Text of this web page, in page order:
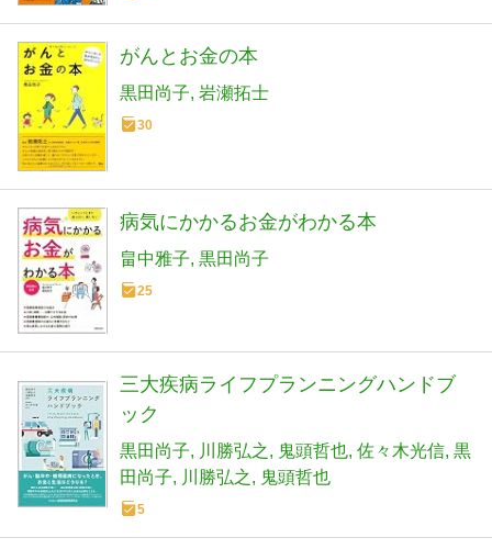
がんとお金の本
黒田尚子 岩瀬拓士
30
病気にかかるお金がわかる本
畠中雅子 黒田尚子
25
三大疾病ライフプランニングハンドブ
ック
黒田尚子 川勝弘之 鬼頭哲也 佐々木光信 黒
田尚子
川勝弘之 鬼頭哲也
5